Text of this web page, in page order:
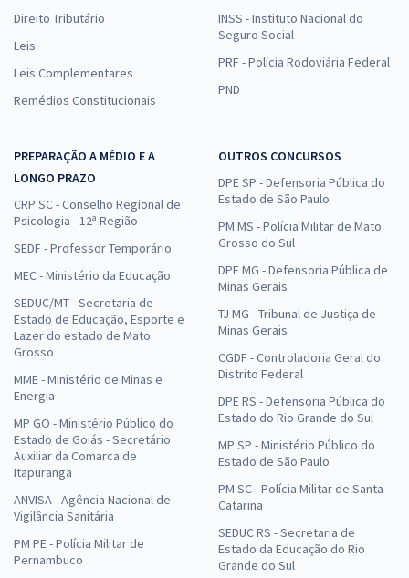
Direito Tributário
Leis
Leis Complementares
Remédios Constitucionais
INSS - Instituto Nacional do
Seguro Social
PRF - Polícia Rodoviária Federal
PND
PREPARAÇÃO A MÉDIO E A
LONGO PRAZO
CRP SC - Conselho Regional de
Psicologia - 12ª Região
SEDF - Professor Temporário
MEC - Ministério da Educação
SEDUC/MT - Secretaria de
Estado de Educação, Esporte e
Lazer do estado de Mato
Grosso
MME - Ministério de Minas e
Energia
MP GO - Ministério Público do
Estado de Goiás - Secretário
Auxiliar da Comarca de
Itapuranga
ANVISA - Agência Nacional de
Vigilância Sanitária
PM PE - Polícia Militar de
Pernambuco
OUTROS CONCURSOS
DPE SP - Defensoria Pública do
Estado de São Paulo
PM MS - Polícia Militar de Mato
Grosso do Sul
DPE MG - Defensoria Pública de
Minas Gerais
TJ MG - Tribunal de Justiça de
Minas Gerais
CGDF - Controladoria Geral do
Distrito Federal
DPE RS - Defensoria Pública do
Estado do Rio Grande do Sul
MP SP - Ministério Público do
Estado de São Paulo
PM SC - Polícia Militar de Santa
Catarina
SEDUC RS - Secretaria de
Estado da Educação do Rio
Grande do Sul